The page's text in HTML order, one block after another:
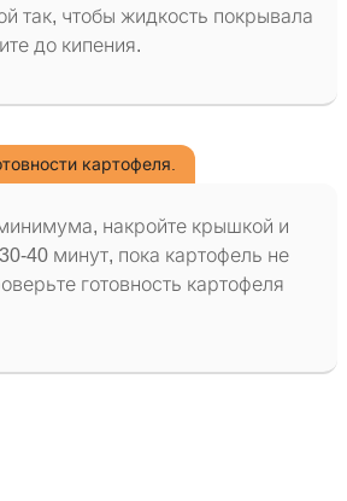
так, чтобы жидкость покрывала
до кипения.
картофеля.
накройте крышкой и
40 минут, пока картофель не
готовность картофеля